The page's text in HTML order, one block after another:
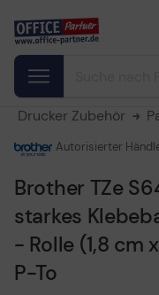
Drucker Zubehör
Brother TZe
starkes
- Rolle (1,8 cm
P-To
Autorisierter